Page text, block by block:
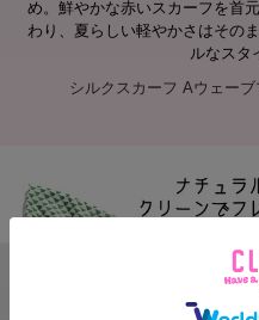
め。鮮やかな赤いスカーフを首
わり、夏らしい軽やかさはその
ルなスタ
シルクスカーフ Aウェー